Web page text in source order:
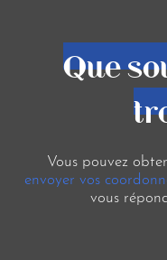
Que
Vous pouvez
envoyer vos
vous